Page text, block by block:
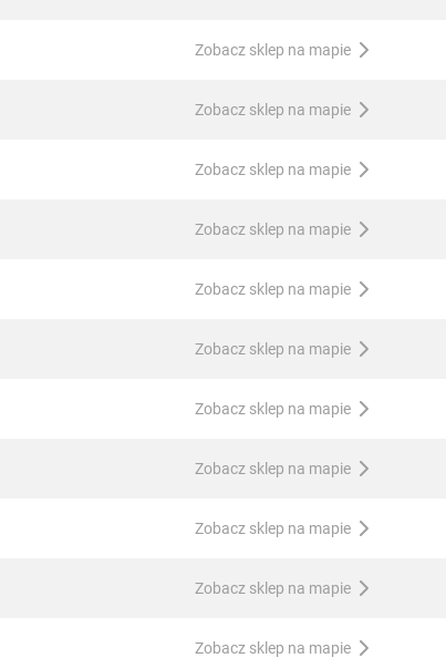
Zobacz sklep na mapie
Zobacz sklep na mapie
Zobacz sklep na mapie
Zobacz sklep na mapie
Zobacz sklep na mapie
Zobacz sklep na mapie
Zobacz sklep na mapie
Zobacz sklep na mapie
Zobacz sklep na mapie
Zobacz sklep na mapie
Zobacz sklep na mapie